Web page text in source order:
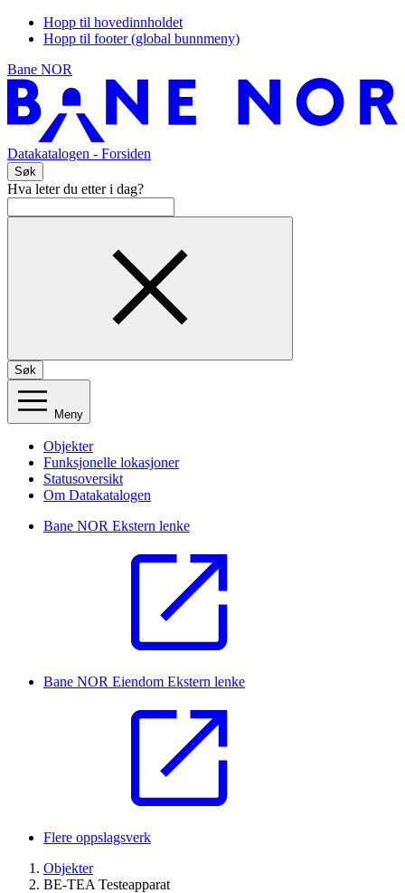
Hopp til hovedinnholdet
Hopp til footer (global bunnmeny)
Bane NOR
Datakatalogen - Forsiden
Søk
Hva leter du etter i dag?
Søk
Meny
Objekter
Funksjonelle lokasjoner
Statusoversikt
Om Datakatalogen
Bane NOR Ekstern lenke
Bane NOR Eiendom Ekstern lenke
Flere oppslagsverk
Objekter
BE-TEA Testeapparat